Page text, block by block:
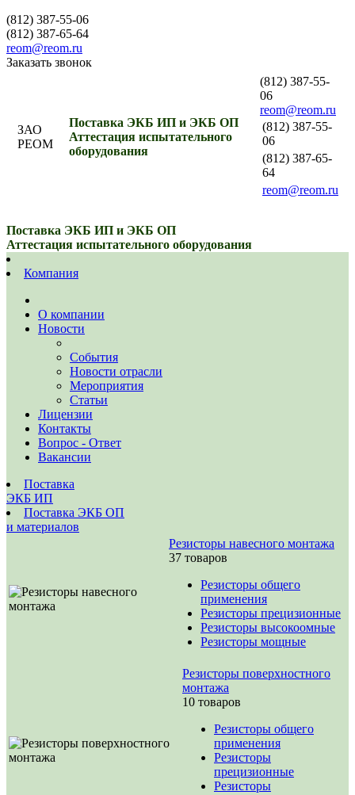
(812) 387-55-06
(812) 387-65-64
reom@reom.ru
Заказать звонок
ЗАО
РЕОМ
Поставка ЭКБ ИП и ЭКБ ОП
Аттестация испытательного
оборудования
(812) 387-55-
06
reom@reom.ru
(812) 387-55-
06
(812) 387-65-
64
reom@reom.ru
Поставка ЭКБ ИП и ЭКБ ОП
Аттестация испытательного оборудования
Компания
О компании
Новости
События
Новости отрасли
Мероприятия
Статьи
Лицензии
Контакты
Вопрос - Ответ
Вакансии
Поставка
ЭКБ ИП
Поставка ЭКБ ОП
и материалов
Резисторы навесного монтажа
37 товаров
Резисторы общего
применения
Резисторы прецизионные
Резисторы высокоомные
Резисторы мощные
Резисторы поверхностного
монтажа
10 товаров
Резисторы общего
применения
Резисторы
прецизионные
Резисторы